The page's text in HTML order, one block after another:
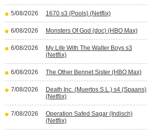
5/08/2026 1670 s3 (Pools) (Netflix)
6/08/2026 Monsters Of God (doc) (HBO Max)
6/08/2026
My Life With The Walter Boys s3
(Netflix)
6/08/2026 The Other Bennet Sister (HBO Max)
7/08/2026
Death Inc. (Muertos S.L.) s4 (Spaans)
(Netflix)
7/08/2026
Operation Safed Sagar (Indisch)
(Netflix)